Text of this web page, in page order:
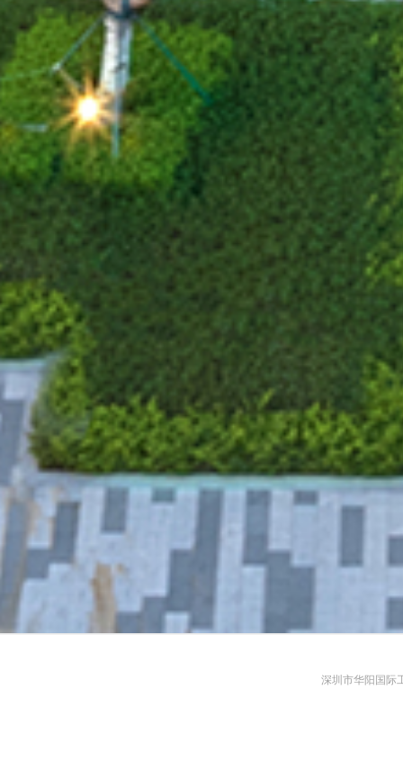
深圳市华阳国际